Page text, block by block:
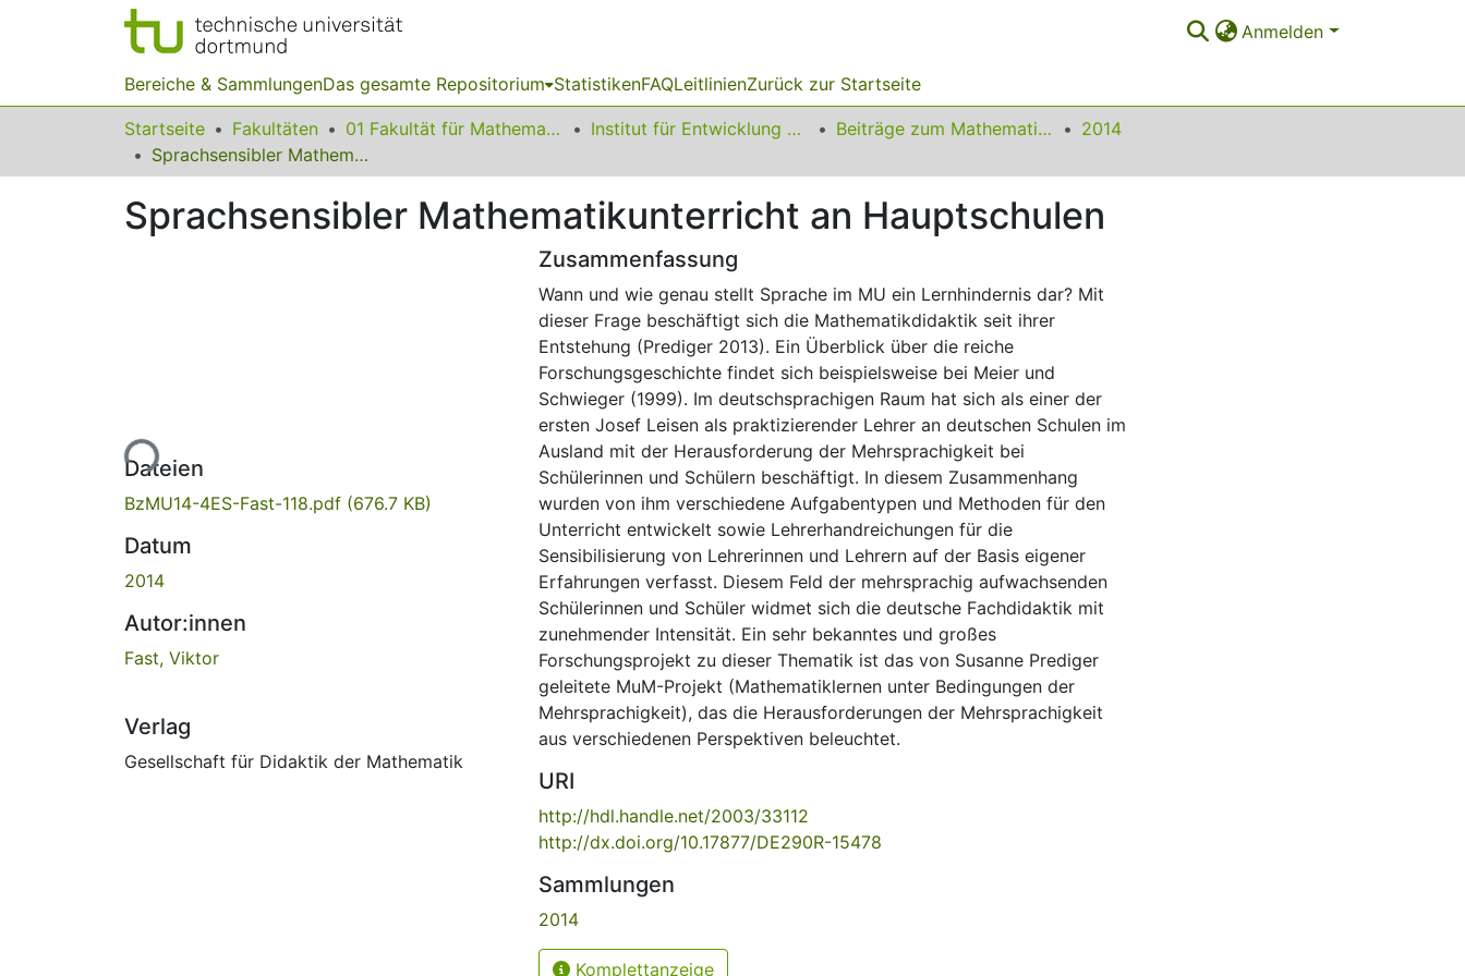
Anmelden
Bereiche & SammlungenDas gesamte Repositorium StatistikenFAQLeitlinienZurück zur Startseite
Startseite Fakultäten 01 Fakultät für Mathematik Institut für Entwicklung und Erforschung des Mathematikunterrichts Beiträge zum Mathematikunterricht
2014
Sprachsensibler Mathematikunterricht an Hauptschulen
Sprachsensibler Mathematikunterricht an Hauptschulen
Lade...
Dateien
BzMU14-4ES-Fast-118.pdf (676.7 KB)
Datum
2014
Autor:innen
Fast, Viktor
Verlag
Gesellschaft für Didaktik der Mathematik
Zusammenfassung
Wann und wie genau stellt Sprache im MU ein Lernhindernis dar? Mit
dieser Frage beschäftigt sich die Mathematikdidaktik seit ihrer
Entstehung (Prediger 2013). Ein Überblick über die reiche
Forschungsgeschichte findet sich beispielsweise bei Meier und
Schwieger (1999). Im deutschsprachigen Raum hat sich als einer der
ersten Josef Leisen als praktizierender Lehrer an deutschen Schulen im
Ausland mit der Herausforderung der Mehrsprachigkeit bei
Schülerinnen und Schülern beschäftigt. In diesem Zusammenhang
wurden von ihm verschiedene Aufgabentypen und Methoden für den
Unterricht entwickelt sowie Lehrerhandreichungen für die
Sensibilisierung von Lehrerinnen und Lehrern auf der Basis eigener
Erfahrungen verfasst. Diesem Feld der mehrsprachig aufwachsenden
Schülerinnen und Schüler widmet sich die deutsche Fachdidaktik mit
zunehmender Intensität. Ein sehr bekanntes und großes
Forschungsprojekt zu dieser Thematik ist das von Susanne Prediger
geleitete MuM-Projekt (Mathematiklernen unter Bedingungen der
Mehrsprachigkeit), das die Herausforderungen der Mehrsprachigkeit
aus verschiedenen Perspektiven beleuchtet.
URI
http://hdl.handle.net/2003/33112
http://dx.doi.org/10.17877/DE290R-15478
Sammlungen
2014
Komplettanzeige